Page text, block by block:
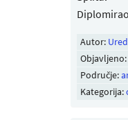
Autor:
Područje:
Kategorija: